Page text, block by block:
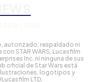
autorizado, respaldado ni
STAR WARS, Lucasfilm
Inc. ni ninguna de sus
oficial de Star Wars está
logotipos y
LTD.